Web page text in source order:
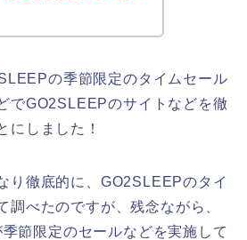
の季節限定のタイムセール
でGO2SLEEPのサイトなどを徹
にしました！
り徹底的に、GO2SLEEPのタイ
調べたのですが、残念ながら、
節限定のセールなどを実施して